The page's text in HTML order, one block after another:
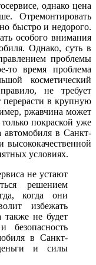
однако цена
Отремонтировать
быстро и недорого.
особого внимания
Однако, суть в
проблемы
то время проблема
косметический
не требует
в крупную
ржавчина может
покраской уже
автомобиля в Санкт-
высококачественной
условиях.
не устают
решением
когда они
избежать
не будет
безопасность
в Санкт-
и силы